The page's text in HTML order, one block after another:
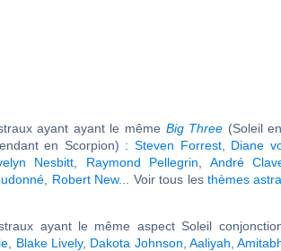
ayant ayant le même Big Three (Soleil
en Scorpion) : Steven Forrest, Diane
Nesbitt Raymond Pellegrin André
Robert New... Voir tous les thèmes
ayant le même aspect Soleil
Blake Lively, Dakota Johnson Aaliyah ,